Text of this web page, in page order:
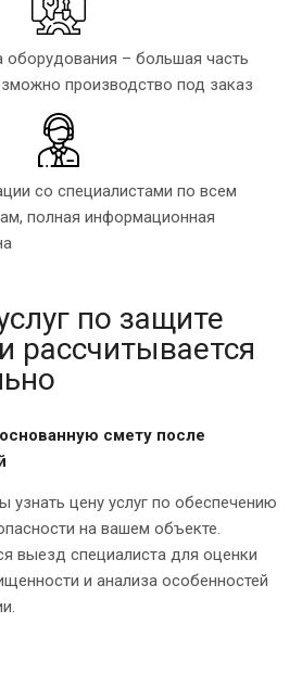
оборудования – большая часть
производство под заказ
со специалистами по всем
полная информационная
по защите
рассчитывается
смету после
узнать цену услуг по обеспечению
на вашем объекте.
выезд специалиста для оценки
и анализа особенностей